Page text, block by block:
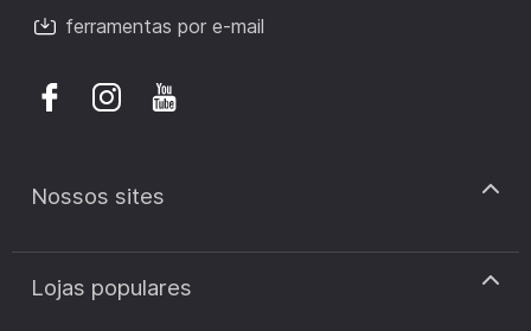
ferramentas por e-mail
Nossos sites
discount.pt
discount.sk
Lojas populares